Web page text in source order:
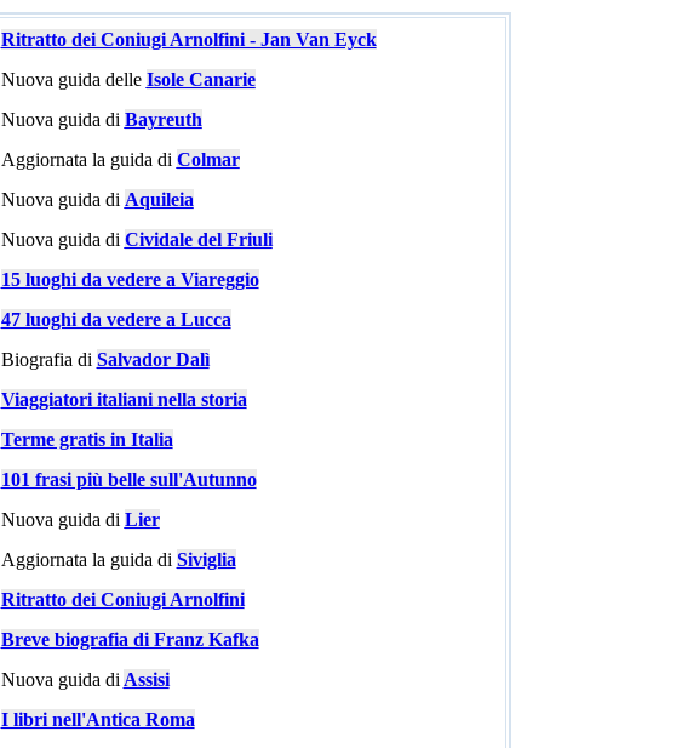
Ritratto dei Coniugi Arnolfini - Jan Van Eyck
Nuova guida delle Isole Canarie
Nuova guida di Bayreuth
Aggiornata la guida di Colmar
Nuova guida di Aquileia
Nuova guida di Cividale del Friuli
15 luoghi da vedere a Viareggio
47 luoghi da vedere a Lucca
Biografia di Salvador Dalì
Viaggiatori italiani nella storia
Terme gratis in Italia
101 frasi più belle sull'Autunno
Nuova guida di Lier
Aggiornata la guida di Siviglia
Ritratto dei Coniugi Arnolfini
Breve biografia di Franz Kafka
Nuova guida di Assisi
I libri nell'Antica Roma